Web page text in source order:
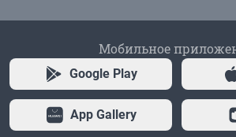
Мобильное
Google Play
App Gallery